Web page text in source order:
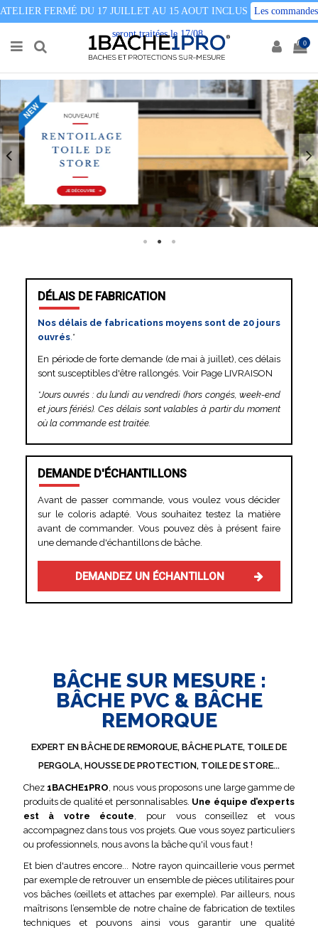
ATELIER FERMÉ DU 17 JUILLET AU 15 AOUT INCLUS Les commandes
seront traitées le 17/08
0
DÉLAIS DE FABRICATION
Nos délais de fabrications moyens sont de 20 jours
ouvrés.*
En période de forte demande (de mai à juillet), ces délais
sont susceptibles d'être rallongés. Voir Page LIVRAISON
*Jours ouvrés : du lundi au vendredi (hors congés, week-end
et jours fériés). Ces délais sont valables à partir du moment
où la commande est traitée.
DEMANDE D'ÉCHANTILLONS
Avant de passer commande, vous voulez vous décider
sur le coloris adapté. Vous souhaitez testez la matière
avant de commander. Vous pouvez dès à présent faire
une demande d'échantillons de bâche.
DEMANDEZ UN ÉCHANTILLON
BÂCHE SUR MESURE :
BÂCHE PVC & BÂCHE
REMORQUE
EXPERT EN BÂCHE DE REMORQUE, BÂCHE PLATE, TOILE DE
PERGOLA, HOUSSE DE PROTECTION, TOILE DE STORE...
Chez 1BACHE1PRO , nous vous proposons une large gamme de
produits de qualité et personnalisables. Une équipe d’experts
est à votre écoute , pour vous conseillez et vous
accompagnez dans tous vos projets. Que vous soyez particuliers
ou professionnels, nous avons la bâche qu'il vous faut !
Et bien d'autres encore... Notre rayon quincaillerie vous permet
par exemplede retrouver un ensemble de pièces utilitaires pour
vos bâches (œillets et attaches par exemple). Par ailleurs, nous
maîtrisons l’ensemble de notre chaîne de fabrication de textiles
techniques et pouvons ainsi vous garantir une qualité